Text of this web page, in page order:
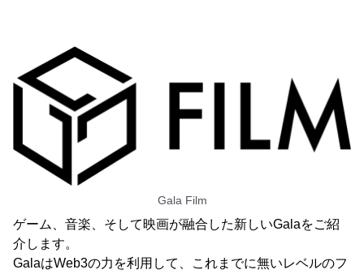
Gala Film
ゲーム、音楽、そして映画が融合した新しいGalaをご紹
介します。
GalaはWeb3の力を利用して、これまでに無いレベルのフ